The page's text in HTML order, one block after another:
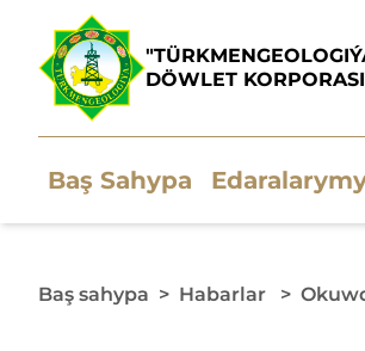
DÖWLET
Baş Sahypa
Baş sahypa > Habarlar >